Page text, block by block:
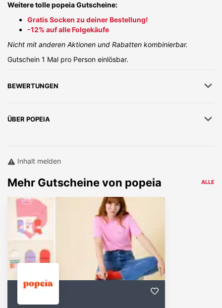
Weitere tolle popeia Gutscheine:
Gratis Socken zu deiner Bestellung!
-12% auf alle Folgekäufe
Nicht mit anderen Aktionen und Rabatten kombinierbar.
Gutschein 1 Mal pro Person einlösbar.
BEWERTUNGEN
ÜBER POPEIA
Inhalt melden
Mehr Gutscheine von popeia ALLE